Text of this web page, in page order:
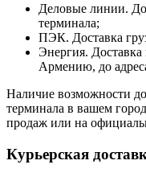
Деловые линии.
терминала;
ПЭК. Доставка
Энергия. Доставка
Армению, до
Наличие возможности
терминала в вашем
продаж или на
Курьерская